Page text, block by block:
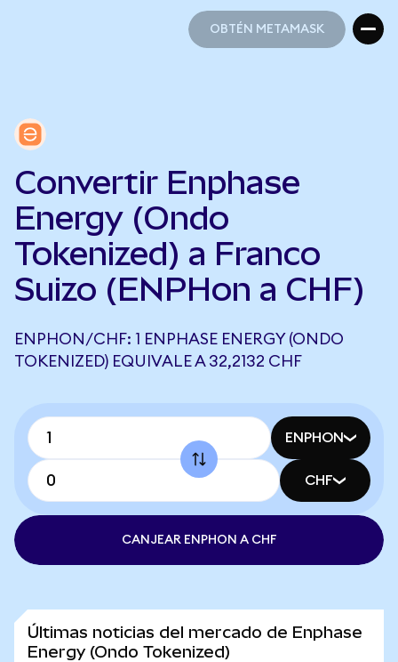
OBTÉN METAMASK
Convertir Enphase
Energy (Ondo
Tokenized) a Franco
Suizo (ENPHon a CHF)
ENPHON/CHF: 1 ENPHASE ENERGY (ONDO
TOKENIZED) EQUIVALE A 32,2132 CHF
ENPHON
CHF
CANJEAR ENPHON A CHF
Últimas noticias del mercado de Enphase
Energy (Ondo Tokenized)